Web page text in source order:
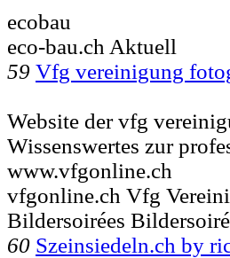
ecobau
eco-bau.ch Aktuell
59 Vfg vereinigung
Website der vfg
Wissenswertes zur
www.vfgonline.ch
vfgonline.ch Vfg
Bildersoirées
60 Szeinsiedeln.ch by